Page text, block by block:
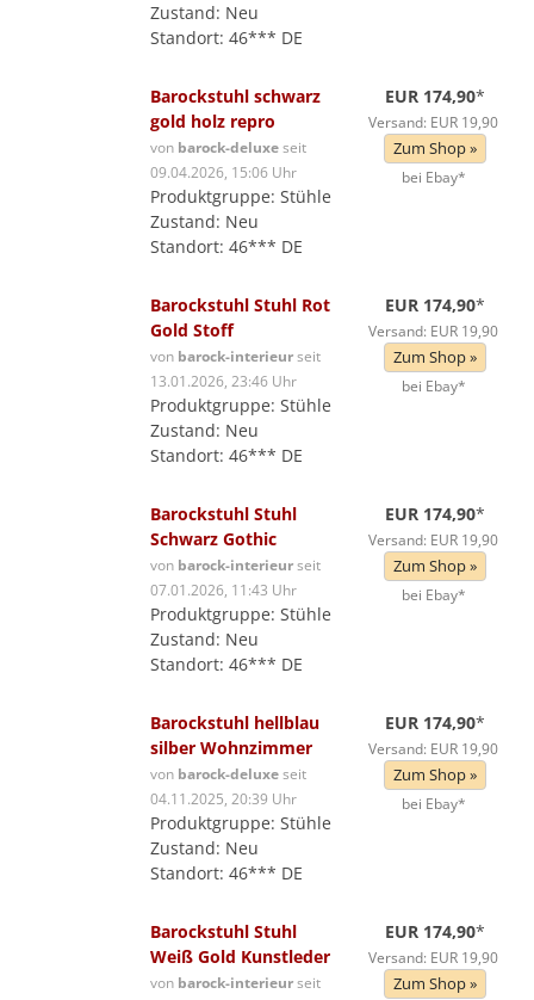
Zustand: Neu
Standort: 46*** DE
Barockstuhl schwarz
gold holz repro
von barock-deluxeseit
09.04.2026, 15:06 Uhr
Produktgruppe: Stühle
Zustand: Neu
Standort: 46*** DE
EUR 174,90*
Versand: EUR 19,90
Zum Shop »
bei Ebay*
Barockstuhl Stuhl Rot
Gold Stoff
von barock-interieurseit
13.01.2026, 23:46 Uhr
Produktgruppe: Stühle
Zustand: Neu
Standort: 46*** DE
EUR 174,90*
Versand: EUR 19,90
Zum Shop »
bei Ebay*
Barockstuhl Stuhl
Schwarz Gothic
von barock-interieurseit
07.01.2026, 11:43 Uhr
Produktgruppe: Stühle
Zustand: Neu
Standort: 46*** DE
EUR 174,90*
Versand: EUR 19,90
Zum Shop »
bei Ebay*
Barockstuhl hellblau
silber Wohnzimmer
von barock-deluxeseit
04.11.2025, 20:39 Uhr
Produktgruppe: Stühle
Zustand: Neu
Standort: 46*** DE
EUR 174,90*
Versand: EUR 19,90
Zum Shop »
bei Ebay*
Barockstuhl Stuhl
Weiß Gold Kunstleder
von barock-interieurseit
EUR 174,90*
Versand: EUR 19,90
Zum Shop »